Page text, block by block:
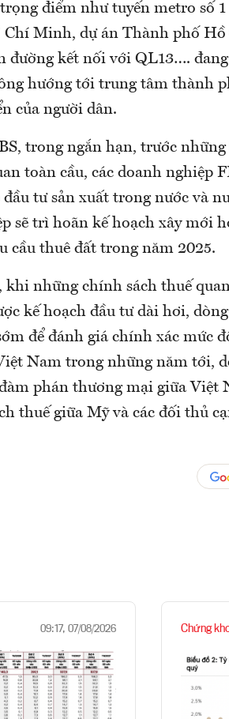
điểm như tuyến metro số
Minh, dự án Thành phố
đường kết nối với QL13….
hướng tới trung tâm thành
của người dân.
trong ngắn hạn, trước
toàn cầu, các doanh nghiệp
đầu tư sản xuất trong nước và
sẽ trì hoãn kế hoạch xây mới
cầu thuê đất trong năm 2025.
khi những chính sách thuế
kế hoạch đầu tư dài hơi,
để đánh giá chính xác mức
Nam trong những năm tới,
phán thương mại giữa Việt
thuế giữa Mỹ và các đối thủ
09:17, 07/08/2026 Chứng